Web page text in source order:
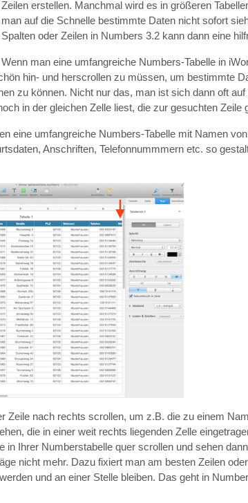
Zeilen erstellen. Manchmal wird es in größeren
man auf die Schnelle bestimmte Daten nicht sofort
Spalten oder Zeilen in Numbers 3.2 kann dann eine
Wenn man eine umfangreiche Numbers-Tabelle in
hin- und herscrollen zu müssen, um bestimmte
zu können. Nicht nur das, man ist sich dann oft
in der gleichen Zelle liest, die zur gesuchten Zeile
eine umfangreiche Numbers-Tabelle mit Namen
Anschriften, Telefonnummmern etc. so
Zeile nach rechts scrollen, um z.B. die zu einem
die in einer weit rechts liegenden Zelle
in Ihrer Numberstabelle quer scrollen und sehen
nicht mehr. Dazu fixiert man am besten Zeilen
und an einer Stelle bleiben. Das geht in